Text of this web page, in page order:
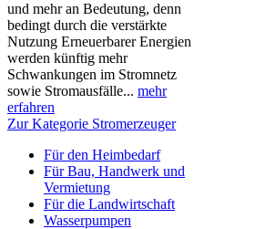
und mehr an Bedeutung, denn
bedingt durch die verstärkte
Nutzung Erneuerbarer Energien
werden künftig mehr
Schwankungen im Stromnetz
sowie Stromausfälle... mehr
erfahren
Zur Kategorie Stromerzeuger
Für den Heimbedarf
Für Bau, Handwerk und
Vermietung
Für die Landwirtschaft
Wasserpumpen